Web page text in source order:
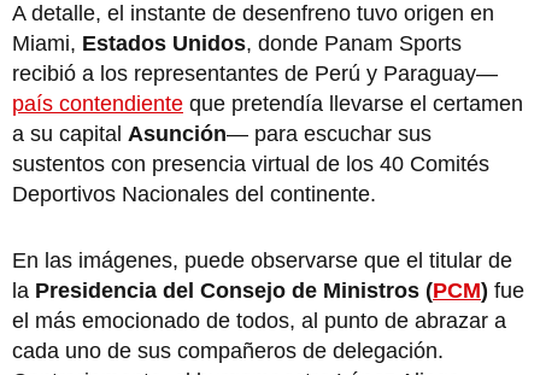
A detalle, el instante de desenfreno tuvo origen en
Miami, Estados Unidos, donde Panam Sports
recibió a los representantes de Perú y Paraguay—
país contendiente que pretendía llevarse el certamen
a su capital Asunción— para escuchar sus
sustentos con presencia virtual de los 40 Comités
Deportivos Nacionales del continente.
En las imágenes, puede observarse que el titular de
la Presidencia del Consejo de Ministros (PCM) fue
el más emocionado de todos, al punto de abrazar a
cada uno de sus compañeros de delegación.